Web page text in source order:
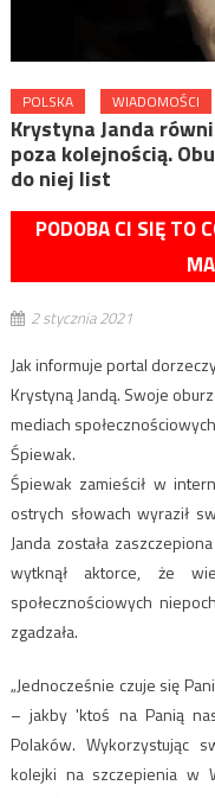
POLSKA WIADOMOŚCI
Krystyna Janda
poza kolejnością.
do niej list
PODOBA CI SIĘ TO
2 stycznia 2021
Jak informuje portal
Krystyną Jandą. Swoje
mediach
Śpiewak.
Śpiewak zamieścił w
ostrych słowach wyraził
Janda została
wytknął aktorce, że
społecznościowych
zgadzała.
„Jednocześnie czuje się
– jakby 'ktoś na Panią
Polaków. Wykorzystując
kolejki na szczepienia w